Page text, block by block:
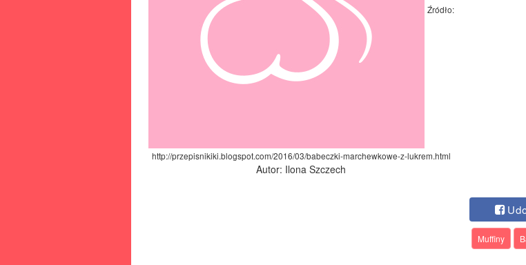
Źródło:
http://przepisnikiki.blogspot.com/2016/03/babeczki-marchewkowe-z-lukrem.html
Autor: Ilona Szczech
Muffiny